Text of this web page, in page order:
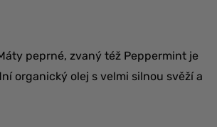
peprné, zvaný též Peppermint je
organický olej s velmi silnou svěží a